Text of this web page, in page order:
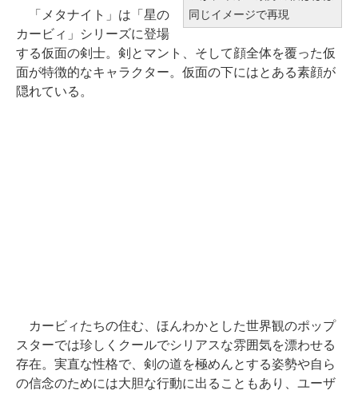
同じイメージで再現
「メタナイト」は「星の
カービィ」シリーズに登場
する仮面の剣士。剣とマント、そして顔全体を覆った仮
面が特徴的なキャラクター。仮面の下にはとある素顔が
隠れている。
カービィたちの住む、ほんわかとした世界観のポップ
スターでは珍しくクールでシリアスな雰囲気を漂わせる
存在。実直な性格で、剣の道を極めんとする姿勢や自ら
の信念のためには大胆な行動に出ることもあり、ユーザ